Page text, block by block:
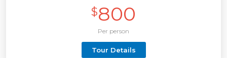
Ramsés, salindo en tours desde el crucero Nilo
Sonesta St George de lujo con tours en Edfu y Kom
antiguos de Egipto desde su motonave en el Nilo
Sonesta.
$800
Per person
Tour Details